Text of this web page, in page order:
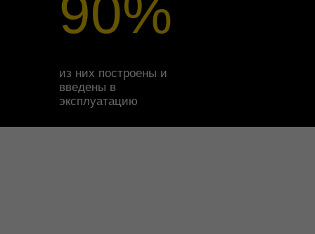
из них построены и
введены в
эксплуатацию
90%